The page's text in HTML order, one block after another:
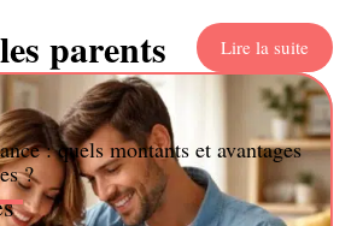
parents Lire la suite
: quels montants et avantages
?